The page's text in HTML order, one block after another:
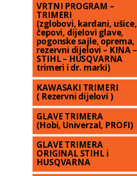
VRTNI PROGRAM –
TRIMERI
(zglobovi, kardani, ušice,
čepovi, dijelovi glave,
pogonske sajle, oprema,
rezervni dijelovi – KINA –
STIHL – HUSQVARNA
trimeri i dr. marki)
KAWASAKI TRIMERI
( Rezervni dijelovi )
GLAVE TRIMERA
(Hobi, Univerzal, PROFI)
GLAVE TRIMERA
ORIGINAL STIHL i
HUSQVARNA